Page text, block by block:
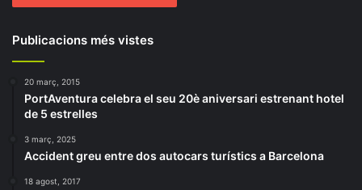
Publicacions més vistes
20 març, 2015
PortAventura celebra el seu 20è aniversari estrenant hotel
de 5 estrelles
3 març, 2025
Accident greu entre dos autocars turístics a Barcelona
18 agost, 2017